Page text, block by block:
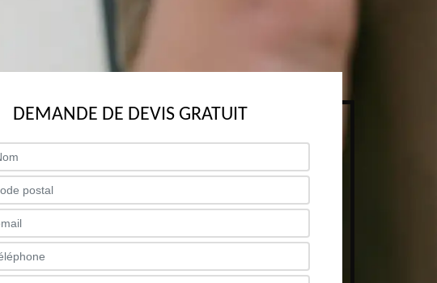
DEMANDE DE DEVIS GRATUIT